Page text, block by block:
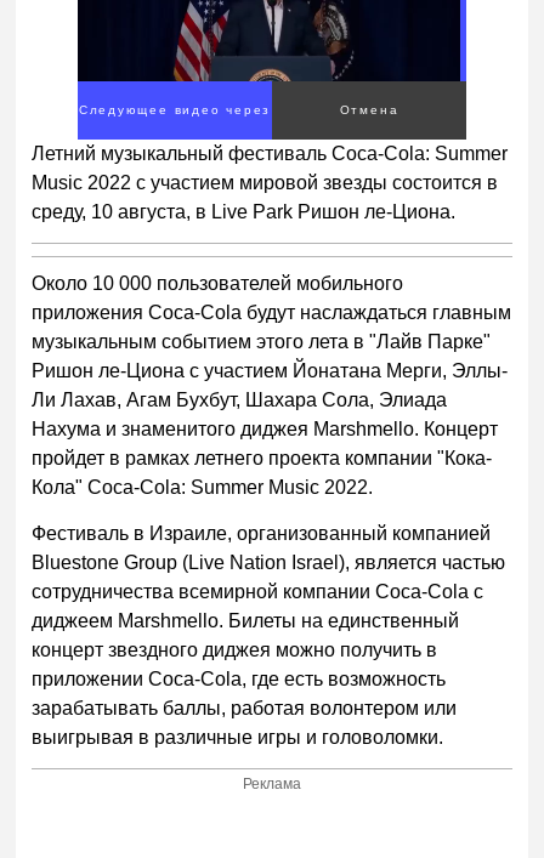
Следующее видео через Отмена
Летний музыкальный фестивальCoca-Cola: Summer
Music 2022 с участием мировой звезды состоится в
среду, 10 августа, в Live Park Ришон ле-Циона.
Около 10 000 пользователей мобильного
приложения Coca-Cola будут наслаждаться главным
музыкальным событием этого лета в "Лайв Парке"
Ришон ле-Циона с участием Йонатана Мерги, Эллы-
Ли Лахав, Агам Бухбут, Шахара Сола, Элиада
Нахума и знаменитого диджея Marshmello. Концерт
пройдет в рамках летнего проекта компании "Кока-
Кола" Coca-Cola: Summer Music 2022.
Фестиваль в Израиле, организованный компанией
Bluestone Group (Live Nation Israel), является частью
сотрудничества всемирной компании Coca-Cola с
диджеем Marshmello. Билеты на единственный
концерт звездного диджея можно получить в
приложении Coca-Cola, где есть возможность
зарабатывать баллы, работая волонтером или
выигрывая в различные игры и головоломки.
Реклама